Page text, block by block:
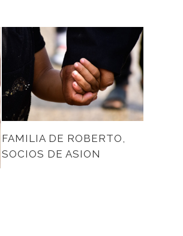
FAMILIA DE ROBERTO,
SOCIOS DE ASION